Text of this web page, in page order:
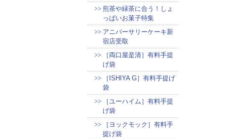
煎茶や緑茶に合う！しょ
っぱいお菓子特集
アニバーサリーケーキ新
宿店受取
［両口屋是清］有料手提
げ袋
［ISHIYA G］有料手提げ
袋
［ユーハイム］有料手提
げ袋
［ヨックモック］有料手
提げ袋